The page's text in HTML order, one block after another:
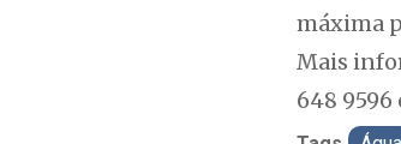
máxima
Mais
648 9596